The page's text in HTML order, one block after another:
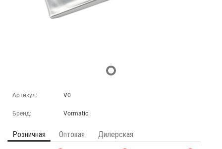
Артикул: V0
Бренд: Vormatic
Розничная Оптовая Дилерская